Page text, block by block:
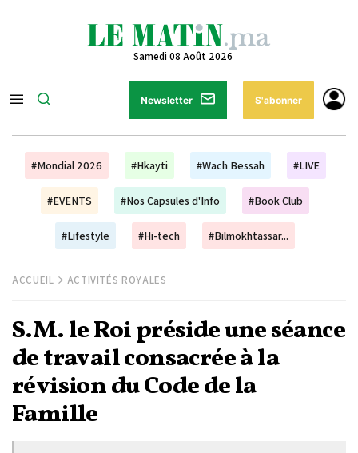
Samedi 08 Août 2026
Newsletter S'abonner
#Mondial 2026 #Hkayti #Wach Bessah #LIVE
#EVENTS #Nos Capsules d'Info #Book Club
#Lifestyle #Hi-tech #Bilmokhtassar...
ACCUEIL ACTIVITÉS ROYALES
S.M. le Roi préside une séance
de travail consacrée à la
révision du Code de la
Famille